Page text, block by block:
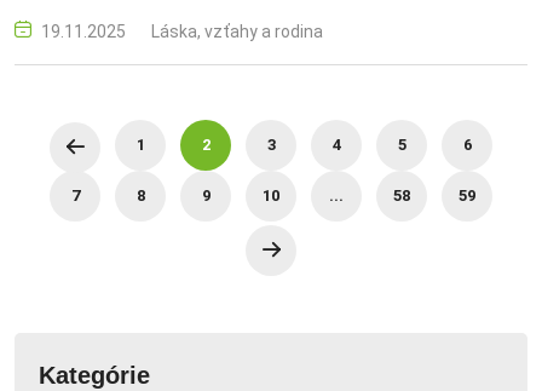
spečaťte, lásku, vybrať, svadobné, obrúčky, celý, život, kov,
materiál, zlato, žlté, ružové, biele, povrchová, úprava, leštený,
19.11.2025 Láska, vzťahy a rodina
1 2 3 4 5 6
7 8 9 10 ... 58 59
Kategórie